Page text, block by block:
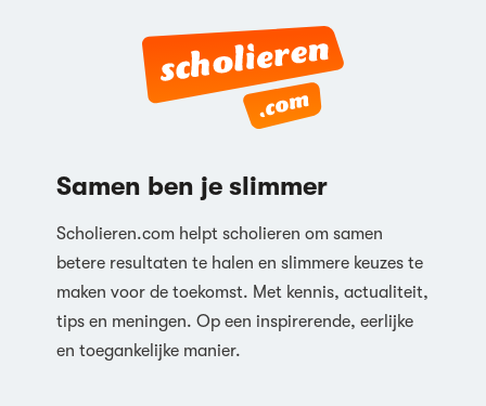
Samen ben je slimmer
Scholieren.com helpt scholieren om samen
betere resultaten te halen en slimmere keuzes te
maken voor de toekomst. Met kennis, actualiteit,
tips en meningen. Op een inspirerende, eerlijke
en toegankelijke manier.